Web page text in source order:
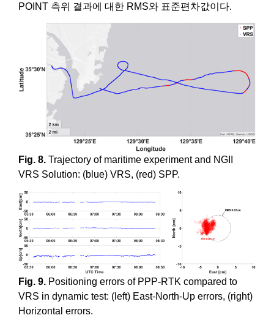
POINT 측위 결과에 대한 RMS와 표준편차값이다.
Fig. 8. Trajectory of maritime experiment and NGII
VRS Solution: (blue) VRS, (red) SPP.
Fig. 9. Positioning errors of PPP-RTK compared to
VRS in dynamic test: (left) East-North-Up errors, (right)
Horizontal errors.